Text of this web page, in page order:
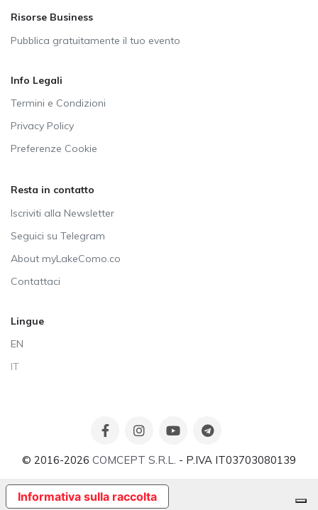
Risorse Business
Pubblica gratuitamente il tuo evento
Info Legali
Termini e Condizioni
Privacy Policy
Preferenze Cookie
Resta in contatto
Iscriviti alla Newsletter
Seguici su Telegram
About myLakeComo.co
Contattaci
Lingue
EN
IT
© 2016-2026 COMCEPT S.R.L. - P.IVA IT03703080139
Informativa sulla raccolta